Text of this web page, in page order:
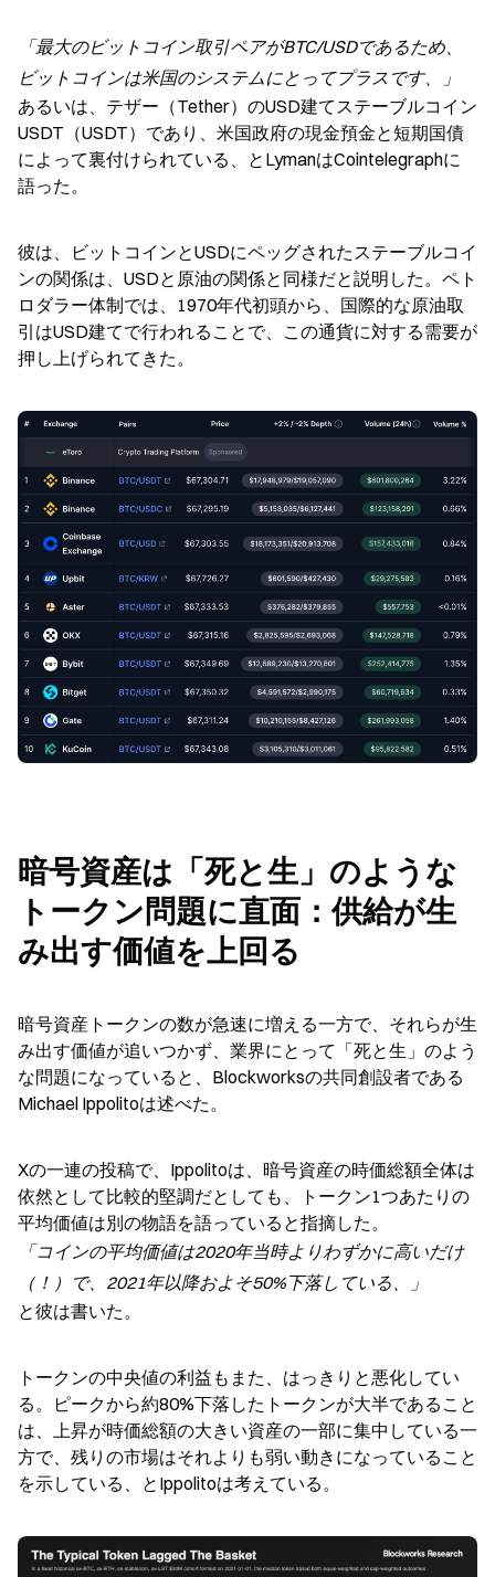
「最大のビットコイン取引ペアがBTC/USDであるため、
ビットコインは米国のシステムにとってプラスです、」
あるいは、テザー（Tether）のUSD建てステーブルコイン
USDT（USDT）であり、米国政府の現金預金と短期国債
によって裏付けられている、とLymanはCointelegraphに
語った。
彼は、ビットコインとUSDにペッグされたステーブルコイ
ンの関係は、USDと原油の関係と同様だと説明した。ペト
ロダラー体制では、1970年代初頭から、国際的な原油取
引はUSD建てで行われることで、この通貨に対する需要が
押し上げられてきた。
暗号資産は「死と生」のような
トークン問題に直面：供給が生
み出す価値を上回る
暗号資産トークンの数が急速に増える一方で、それらが生
み出す価値が追いつかず、業界にとって「死と生」のよう
な問題になっていると、Blockworksの共同創設者である
Michael Ippolitoは述べた。
Xの一連の投稿で、Ippolitoは、暗号資産の時価総額全体は
依然として比較的堅調だとしても、トークン1つあたりの
平均価値は別の物語を語っていると指摘した。
「コインの平均価値は2020年当時よりわずかに高いだけ
（！）で、2021年以降およそ50%下落している、」
と彼は書いた。
トークンの中央値の利益もまた、はっきりと悪化してい
る。ピークから約80%下落したトークンが大半であること
は、上昇が時価総額の大きい資産の一部に集中している一
方で、残りの市場はそれよりも弱い動きになっていること
を示している、とIppolitoは考えている。